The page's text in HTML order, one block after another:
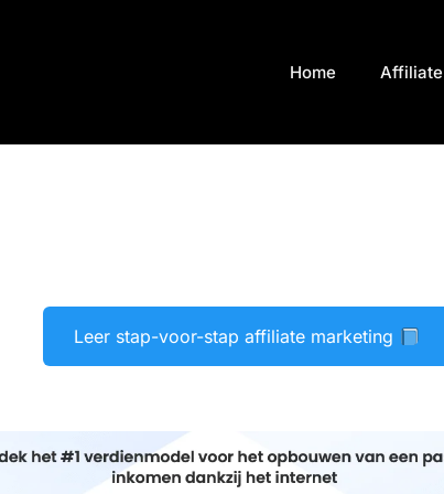
Home Affiliate
Leer stap-voor-stap affiliate marketing